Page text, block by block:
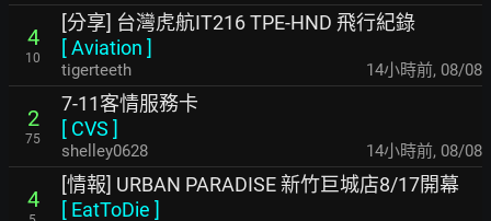
4
10
[分享] 台灣虎航IT216 TPE-HND 飛行紀錄
[Aviation ]
tigerteeth 14小時前, 08/08
2
75
7-11客情服務卡
[ CVS ]
shelley0628 14小時前, 08/08
4
[情報] URBAN PARADISE 新竹巨城店8/17開幕
[ EatToDie ]